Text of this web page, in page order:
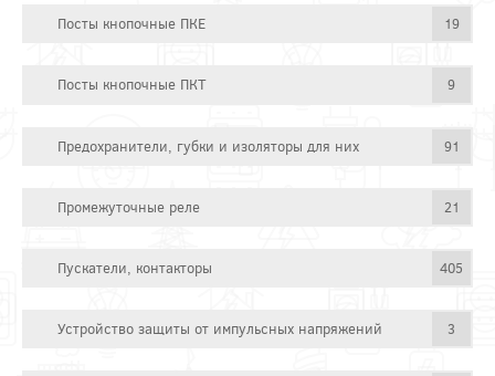
Посты кнопочные ПКЕ 19
Посты кнопочные ПКТ 9
Предохранители, губки и изоляторы для них 91
Промежуточные реле 21
Пускатели, контакторы 405
Устройство защиты от импульсных напряжений 3